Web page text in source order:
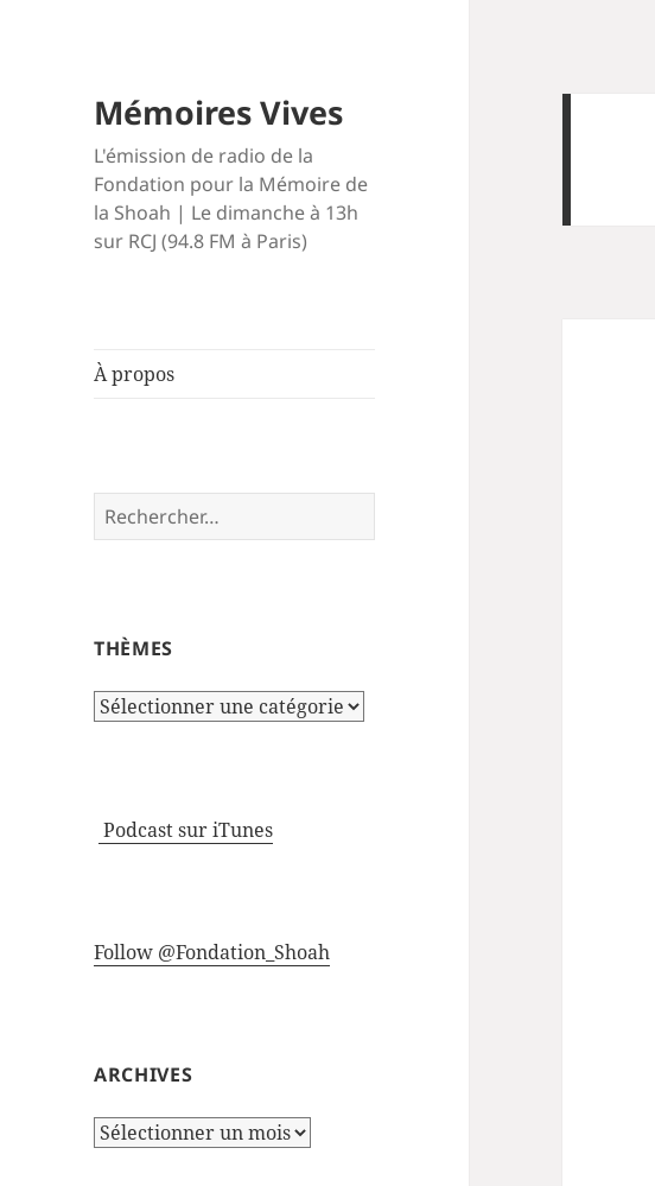
Mémoires Vives
L'émission de radio de la
Fondation pour la Mémoire de
la Shoah | Le dimanche à 13h
sur RCJ (94.8 FM à Paris)
À propos
Rechercher :
THÈMES
Thèmes
Podcast sur iTunes
Follow @Fondation_Shoah
ARCHIVES
Archives